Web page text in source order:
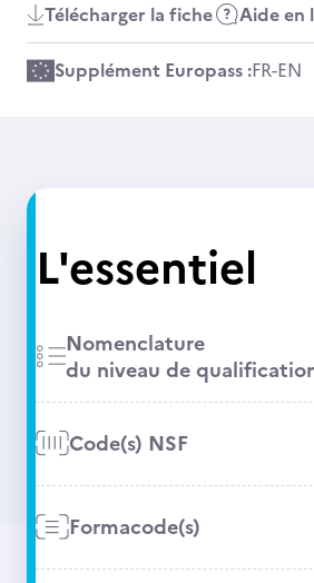
Télécharger la fiche Aide en
Supplément Europass :FR-EN
L'essentiel
Nomenclature
du niveau de
Code(s) NSF
Formacode(s)